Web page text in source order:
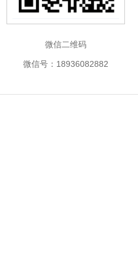
微信二维码
微信号：18936082882